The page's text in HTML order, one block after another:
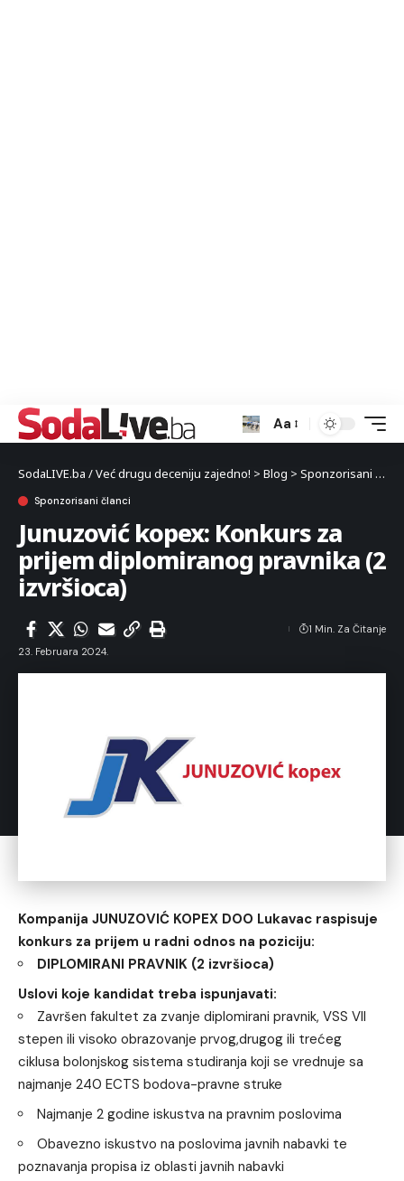
Aa
SodaLIVE.ba / Već drugu deceniju zajedno! > Blog > Sponzorisani članci
Sponzorisani članci
Junuzović kopex: Konkurs za
prijem diplomiranog pravnika (2
izvršioca)
23. Februara 2024.
1 Min. Za Čitanje
Kompanija JUNUZOVIĆ KOPEX DOO Lukavac raspisuje
konkurs za prijem u radni odnos na poziciju:
DIPLOMIRANI PRAVNIK (2 izvršioca)
Uslovi koje kandidat treba ispunjavati:
Završen fakultet za zvanje diplomirani pravnik, VSS VII
stepen ili visoko obrazovanje prvog,drugog ili trećeg
ciklusa bolonjskog sistema studiranja koji se vrednuje sa
najmanje 240 ECTS bodova-pravne struke
Najmanje 2 godine iskustva na pravnim poslovima
Obavezno iskustvo na poslovima javnih nabavki te
poznavanja propisa iz oblasti javnih nabavki